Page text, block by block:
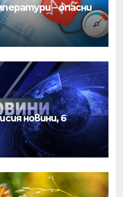
– опасни
новини, 6